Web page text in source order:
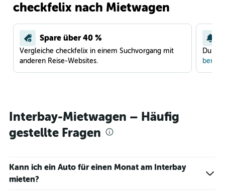
checkfelix nach Mietwagen
Spare über 40 %
Vergleiche checkfelix in einem Suchvorgang mit
anderen Reise-Websites.
Du
Interbay-Mietwagen – Häufig
gestellte Fragen
Kann ich ein Auto für einen Monat am Interbay
mieten?